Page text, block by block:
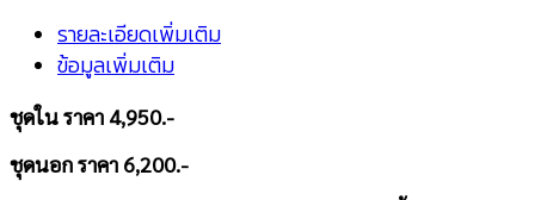
รายละเอียดเพิ่มเติม
ข้อมูลเพิ่มเติม
ชุดใน ราคา 4,950.-
ชุดนอก ราคา 6,200.-